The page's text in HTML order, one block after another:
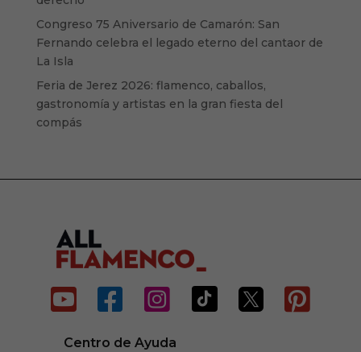
Congreso 75 Aniversario de Camarón: San
Fernando celebra el legado eterno del cantaor de
La Isla
Feria de Jerez 2026: flamenco, caballos,
gastronomía y artistas en la gran fiesta del
compás
     
Centro de Ayuda